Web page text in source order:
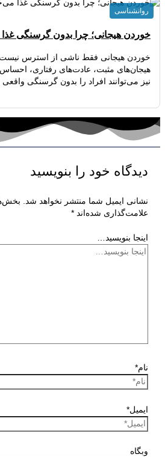
خوردن هیجانی؛ چرا بدون گرسنگی
خوردن هیجانی فقط ناشی از استرس
هیجان‌های مثبت، عادت‌های رفتاری،
نیز می‌توانند افراد را بدون گرسنگی
روانشناسی
دیدگاه‌ خود را بنویسید
نشانی ایمیل شما منتشر نخواهد شد.
علامت‌گذاری شده‌اند *
اینجا بنویسید…
نام*
ایمیل*
وبگاه